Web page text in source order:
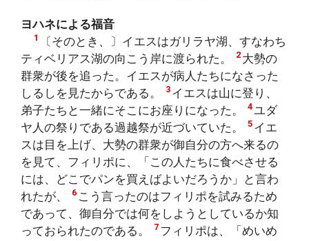
ヨハネによる福音
1
〔そのとき、〕イエスはガリラヤ湖、すなわち
ティベリアス湖の向こう岸に渡られた。
2 大勢の
群衆が後を追った。イエスが病人たちになさった
しるしを見たからである。
3 イエスは山に登り、
弟子たちと一緒にそこにお座りになった。
4ユダ
ヤ人の祭りである過越祭が近づいていた。
5 イエ
スは目を上げ、大勢の群衆が御自分の方へ来るの
を見て、フィリポに、「この人たちに食べさせる
には、どこでパンを買えばよいだろうか」と言わ
れたが、
6 こう言ったのはフィリポを試みるため
であって、御自分では何をしようとしているか知
っておられたのである。
7 フィリポは、「めいめ